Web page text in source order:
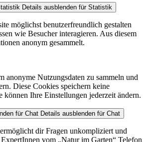
Details ausblenden für Statistik
möglichst benutzerfreundlich gestalten
wie Besucher interagieren. Aus diesem
anonym gesammelt.
anonyme Nutzungsdaten zu sammeln und
Diese Cookies speichern keine
können Ihre Einstellungen jederzeit ändern.
für Chat Details ausblenden für Chat
dir Fragen unkompliziert und
vom „Natur im Garten“ Telefon